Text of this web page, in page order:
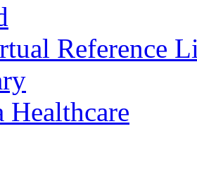
Reference
Healthcare